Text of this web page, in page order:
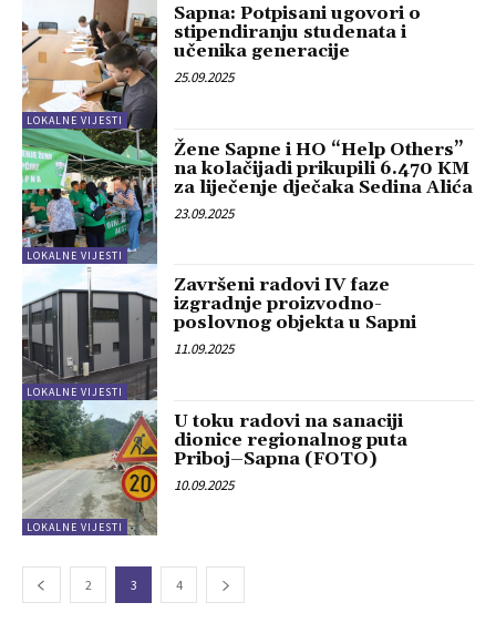
LOKALNE VIJESTI
Sapna: Potpisani ugovori o
stipendiranju studenata i
učenika generacije
25.09.2025
LOKALNE VIJESTI
Žene Sapne i HO “Help Others”
na kolačijadi prikupili 6.470 KM
za liječenje dječaka Sedina Alića
23.09.2025
LOKALNE VIJESTI
Završeni radovi IV faze
izgradnje proizvodno-
poslovnog objekta u Sapni
11.09.2025
LOKALNE VIJESTI
U toku radovi na sanaciji
dionice regionalnog puta
Priboj–Sapna (FOTO)
10.09.2025
2 3 4